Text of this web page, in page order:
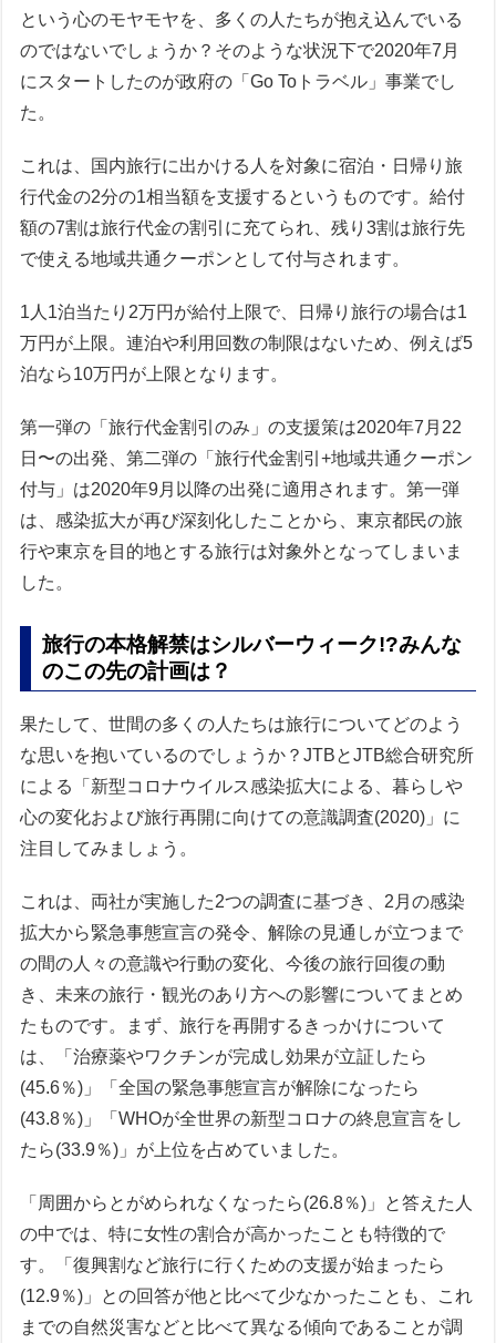
という心のモヤモヤを、多くの人たちが抱え込んでいる
のではないでしょうか？そのような状況下で2020年7月
にスタートしたのが政府の「Go Toトラベル」事業でし
た。
これは、国内旅行に出かける人を対象に宿泊・日帰り旅
行代金の2分の1相当額を支援するというものです。給付
額の7割は旅行代金の割引に充てられ、残り3割は旅行先
で使える地域共通クーポンとして付与されます。
1人1泊当たり2万円が給付上限で、日帰り旅行の場合は1
万円が上限。連泊や利用回数の制限はないため、例えば5
泊なら10万円が上限となります。
第一弾の「旅行代金割引のみ」の支援策は2020年7月22
日〜の出発、第二弾の「旅行代金割引+地域共通クーポン
付与」は2020年9月以降の出発に適用されます。第一弾
は、感染拡大が再び深刻化したことから、東京都民の旅
行や東京を目的地とする旅行は対象外となってしまいま
した。
旅行の本格解禁はシルバーウィーク!?みんな
のこの先の計画は？
果たして、世間の多くの人たちは旅行についてどのよう
な思いを抱いているのでしょうか？JTBとJTB総合研究所
による「新型コロナウイルス感染拡大による、暮らしや
心の変化および旅行再開に向けての意識調査(2020)」に
注目してみましょう。
これは、両社が実施した2つの調査に基づき、2月の感染
拡大から緊急事態宣言の発令、解除の見通しが立つまで
の間の人々の意識や行動の変化、今後の旅行回復の動
き、未来の旅行・観光のあり方への影響についてまとめ
たものです。まず、旅行を再開するきっかけについて
は、「治療薬やワクチンが完成し効果が立証したら
(45.6％)」「全国の緊急事態宣言が解除になったら
(43.8％)」「WHOが全世界の新型コロナの終息宣言をし
たら(33.9％)」が上位を占めていました。
「周囲からとがめられなくなったら(26.8％)」と答えた人
の中では、特に女性の割合が高かったことも特徴的で
す。「復興割など旅行に行くための支援が始まったら
(12.9％)」との回答が他と比べて少なかったことも、これ
までの自然災害などと比べて異なる傾向であることが調